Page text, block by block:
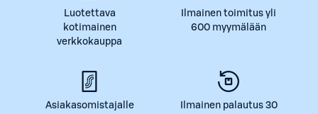
Luotettava
kotimainen
verkkokauppa
Ilmainen toimitus yli
600 myymälään
Asiakasomistajalle
Ilmainen palautus 30